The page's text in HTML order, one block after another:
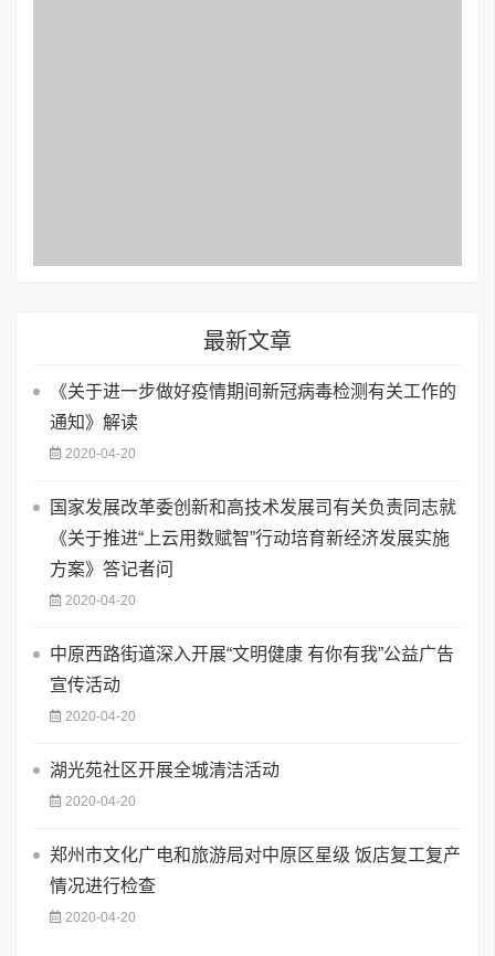
最新文章
《关于进一步做好疫情期间新冠病毒检测有关工作的
通知》解读
2020-04-20
国家发展改革委创新和高技术发展司有关负责同志就
《关于推进“上云用数赋智”行动培育新经济发展实施
方案》答记者问
2020-04-20
中原西路街道深入开展“文明健康 有你有我”公益广告
宣传活动
2020-04-20
湖光苑社区开展全城清洁活动
2020-04-20
郑州市文化广电和旅游局对中原区星级 饭店复工复产
情况进行检查
2020-04-20